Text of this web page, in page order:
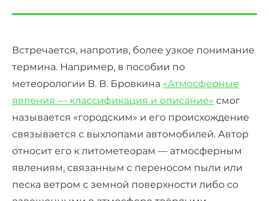
Встречается, напротив, более узкое понимание
термина. Например, в пособии по
метеорологии В. В. Бровкина «Атмосферные
явления — классификация и описание» смог
называется «городским» и его происхождение
связывается с выхлопами автомобилей. Автор
относит его к литометеорам — атмосферным
явлениям, связанным с переносом пыли или
песка ветром с земной поверхности либо со